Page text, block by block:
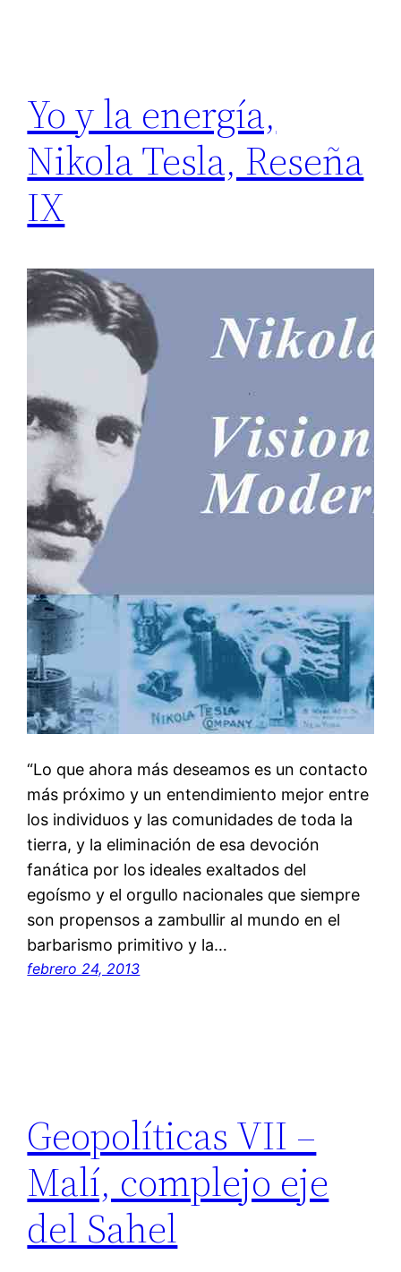
Yo y la energía,
Nikola Tesla, Reseña
IX
“Lo que ahora más deseamos es un contacto
más próximo y un entendimiento mejor entre
los individuos y las comunidades de toda la
tierra, y la eliminación de esa devoción
fanática por los ideales exaltados del
egoísmo y el orgullo nacionales que siempre
son propensos a zambullir al mundo en el
barbarismo primitivo y la…
febrero 24, 2013
Geopolíticas VII –
Malí, complejo eje
del Sahel